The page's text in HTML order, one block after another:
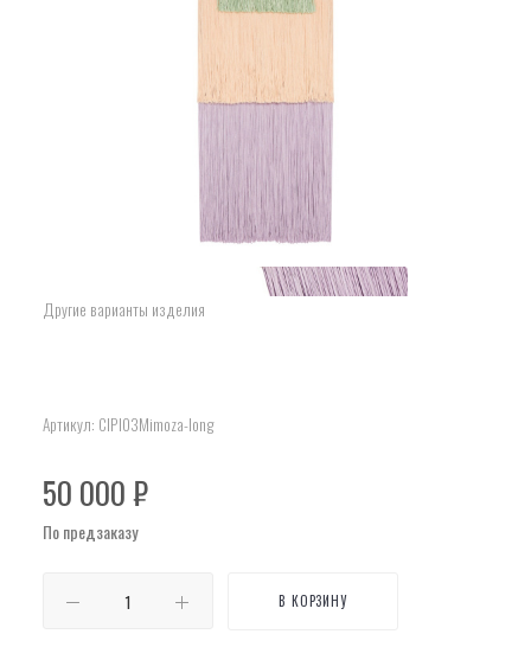
Другие варианты изделия
Артикул: ClPl03Mimoza-long
50 000₽
По предзаказу
В КОРЗИНУ